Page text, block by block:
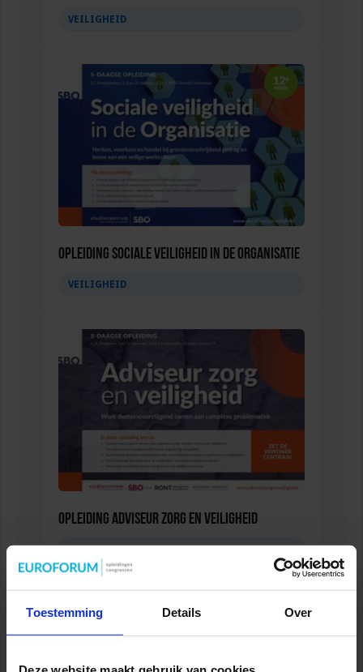
Toestemming Details Over
VEILIGHEID
Opleiding Sociale Veiligheid in de Organisatie
VEILIGHEID
Opleiding Adviseur zorg en veiligheid